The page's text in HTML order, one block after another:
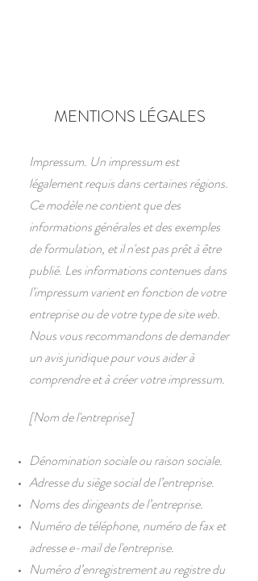
MENTIONS LÉGALES
Impressum. Un impressum est
légalement requis dans certaines régions.
Ce modèle ne contient que des
informations générales et des exemples
de formulation, et il n'est pas prêt à être
publié. Les informations contenues dans
l’impressum varient en fonction de votre
entreprise ou de votre type de site web.
Nous vous recommandons de demander
un avis juridique pour vous aider à
comprendre et à créer votre impressum.
[Nom de l'entreprise]
Dénomination sociale ou raison sociale.
Adresse du siège social de l’entreprise.
Noms des dirigeants de l’entreprise.
Numéro de téléphone, numéro de fax et
adresse e-mail de l'entreprise.
Numéro d’enregistrement au registre du